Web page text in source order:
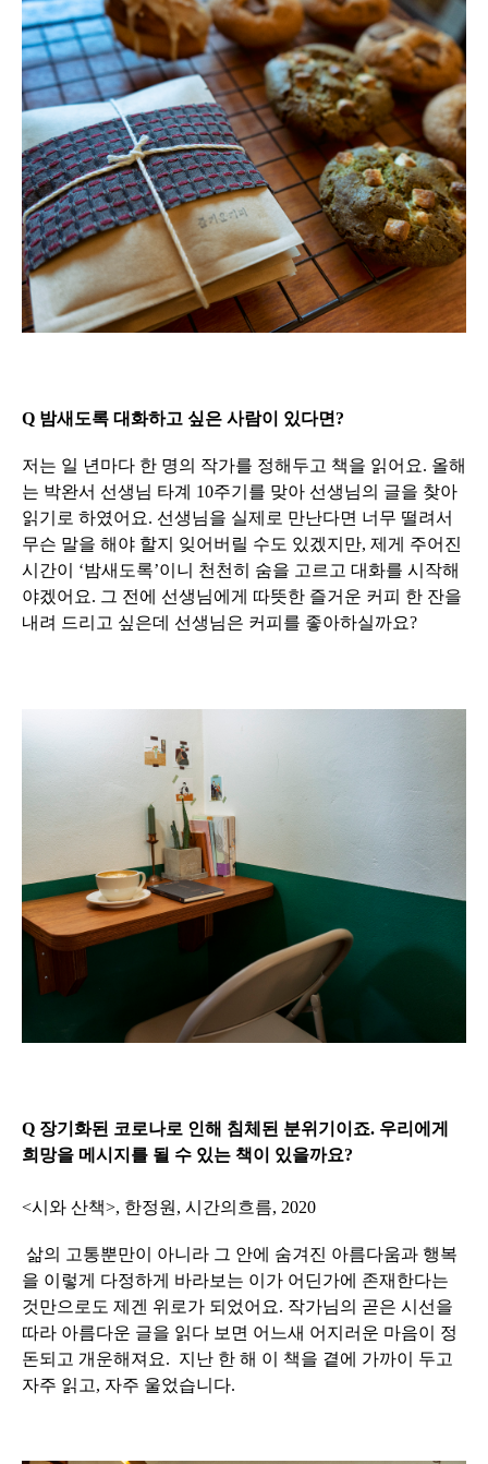
Q 밤새도록 대화하고 싶은 사람이 있다면?
저는 일 년마다 한 명의 작가를 정해두고 책을 읽어요. 올해
는 박완서 선생님 타계 10주기를 맞아 선생님의 글을 찾아
읽기로 하였어요. 선생님을 실제로 만난다면 너무 떨려서
무슨 말을 해야 할지 잊어버릴 수도 있겠지만, 제게 주어진
시간이 ‘밤새도록’이니 천천히 숨을 고르고 대화를 시작해
야겠어요. 그 전에 선생님에게 따뜻한 즐거운 커피 한 잔을
내려 드리고 싶은데 선생님은 커피를 좋아하실까요?
Q 장기화된 코로나로 인해 침체된 분위기이죠. 우리에게
희망을 메시지를 될 수 있는 책이 있을까요?
<시와 산책>, 한정원, 시간의흐름, 2020
삶의 고통뿐만이 아니라 그 안에 숨겨진 아름다움과 행복
을 이렇게 다정하게 바라보는 이가 어딘가에 존재한다는
것만으로도 제겐 위로가 되었어요. 작가님의 곧은 시선을
따라 아름다운 글을 읽다 보면 어느새 어지러운 마음이 정
돈되고 개운해져요. 지난 한 해 이 책을 곁에 가까이 두고
자주 읽고, 자주 울었습니다.